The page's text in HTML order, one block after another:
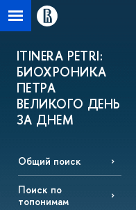
ITINERA PETRI:
БИОХРОНИКА
ПЕТРА
ВЕЛИКОГО ДЕНЬ
ЗА ДНЕМ
Общий поиск
Поиск по
топонимам